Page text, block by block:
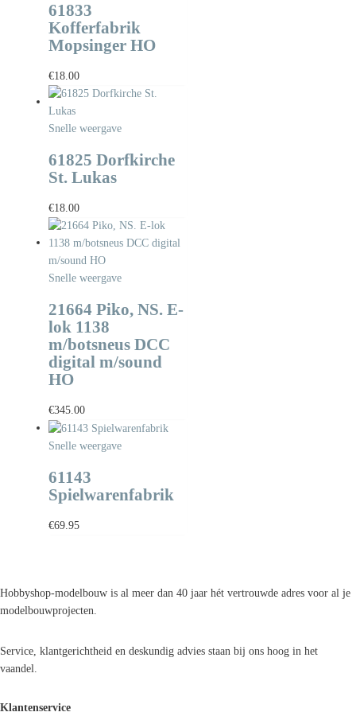
61833
Kofferfabrik
Mopsinger HO
€18.00
Snelle weergave
61825 Dorfkirche
St. Lukas
€18.00
Snelle weergave
21664 Piko, NS. E-
lok 1138
m/botsneus DCC
digital m/sound
HO
€345.00
Snelle weergave
61143
Spielwarenfabrik
€69.95
Hobbyshop-modelbouw is al meer dan 40 jaar hét vertrouwde adres voor al je
modelbouwprojecten.
Service, klantgerichtheid en deskundig advies staan bij ons hoog in het
vaandel.
Klantenservice